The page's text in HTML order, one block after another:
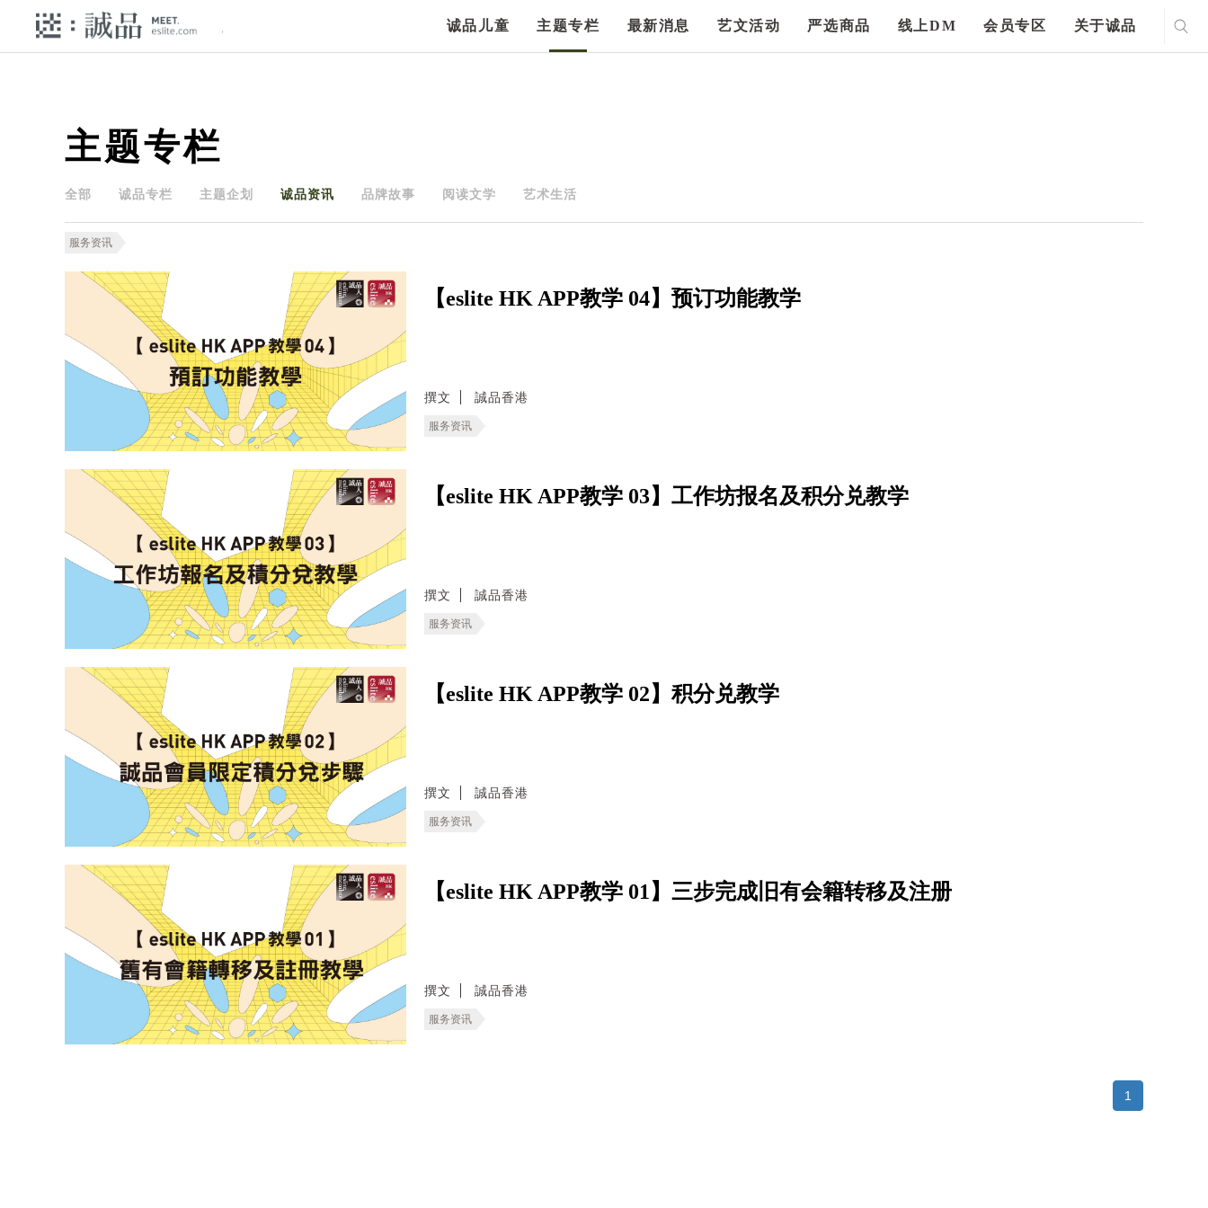
诚品儿童 主题专栏 最新消息 艺文活动 严选商品 线上DM 会员专区 关于诚品
主题专栏
全部 诚品专栏 主题企划 诚品资讯 品牌故事 阅读文学 艺术生活
服务资讯
【eslite HK APP教学 04】预订功能教学
撰文 誠品香港
服务资讯
【eslite HK APP教学 03】工作坊报名及积分兑教学
撰文 誠品香港
服务资讯
【eslite HK APP教学 02】积分兑教学
撰文 誠品香港
服务资讯
【eslite HK APP教学 01】三步完成旧有会籍转移及注册
撰文 誠品香港
服务资讯
1